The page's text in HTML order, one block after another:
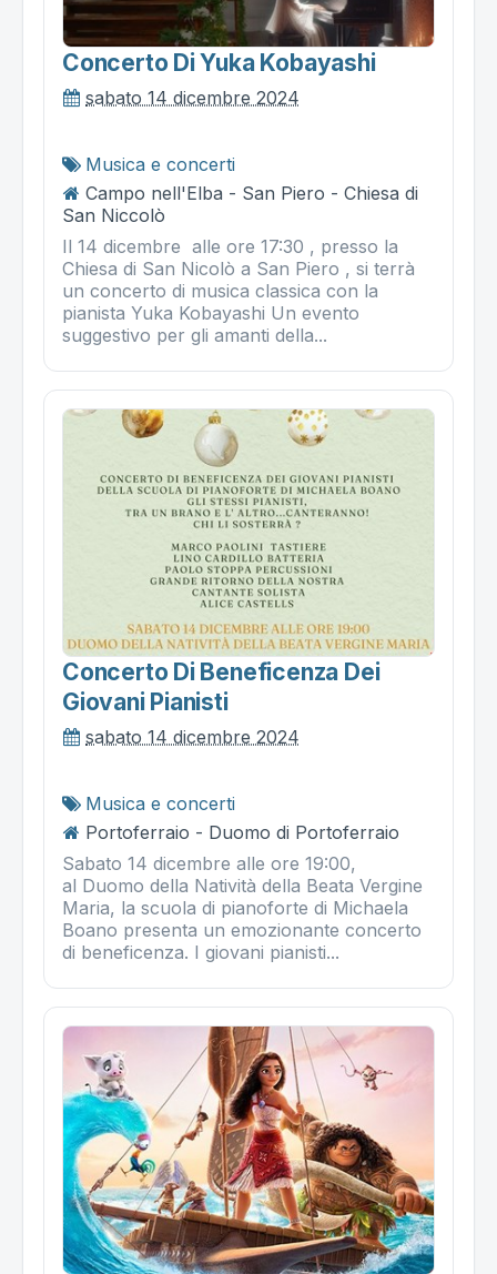
Concerto Di Yuka Kobayashi
sabato 14 dicembre 2024
Musica e concerti
Campo nell'Elba - San Piero - Chiesa di
San Niccolò
Il 14 dicembre alle ore 17:30 , presso la
Chiesa di San Nicolò a San Piero , si terrà
un concerto di musica classica con la
pianista Yuka Kobayashi Un evento
suggestivo per gli amanti della...
Concerto Di Beneficenza Dei
Giovani Pianisti
sabato 14 dicembre 2024
Musica e concerti
Portoferraio - Duomo di Portoferraio
Sabato 14 dicembre alle ore 19:00,
al Duomo della Natività della Beata Vergine
Maria, la scuola di pianoforte di Michaela
Boano presenta un emozionante concerto
di beneficenza. I giovani pianisti...